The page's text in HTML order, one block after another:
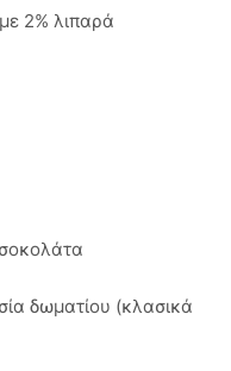
2% λιπαρά
δωματίου (κλασικά